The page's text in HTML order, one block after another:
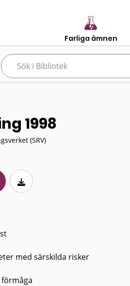
Farliga ämnen
1998
(SRV)
med särskilda risker